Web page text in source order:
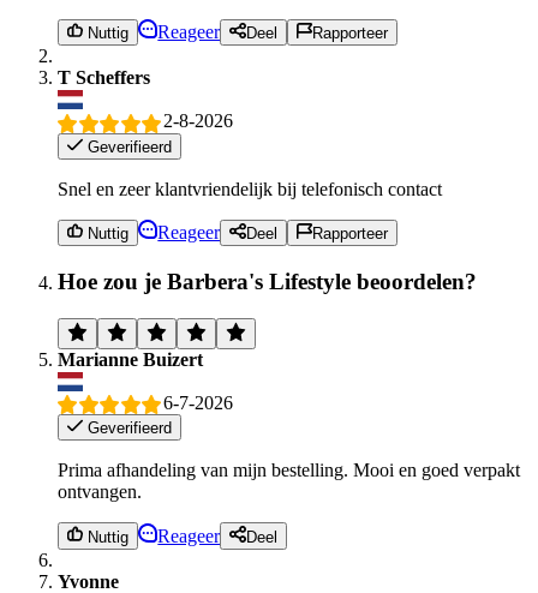
Nuttig Reageer Deel Rapporteer
T Scheffers
2-8-2026
Geverifieerd
Snel en zeer klantvriendelijk bij telefonisch contact
Nuttig Reageer Deel Rapporteer
Hoe zou je Barbera's Lifestyle beoordelen?
Marianne Buizert
6-7-2026
Geverifieerd
Prima afhandeling van mijn bestelling. Mooi en goed verpakt
ontvangen.
Nuttig Reageer Deel
Yvonne